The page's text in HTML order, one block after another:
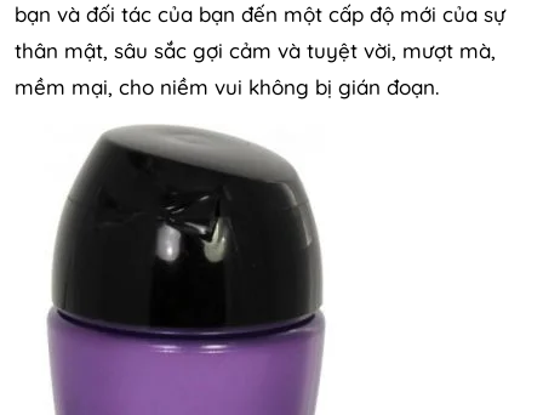
bạn và đối tác của bạn đến một cấp độ mới của sự
thân mật, sâu sắc gợi cảm và tuyệt vời, mượt mà,
mềm mại, cho niềm vui không bị gián đoạn.